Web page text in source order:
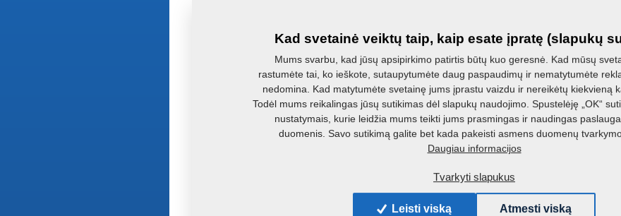
Kad svetainė veiktų taip, kaip esate įpratę (slapukų
Mums svarbu, kad jūsų apsipirkimo patirtis būtų kuo geresnė. Kad mūsų
rastumėte tai, ko ieškote, sutaupytumėte daug paspaudimų ir nematytumėte
nedomina. Kad matytumėte svetainę jums įprastu vaizdu ir nereikėtų kiekvieną
Todėl mums reikalingas jūsų sutikimas dėl slapukų naudojimo. Spustelėję „OK“
nustatymais, kurie leidžia mums teikti jums prasmingas ir naudingas
duomenis. Savo sutikimą galite bet kada pakeisti asmens duomenų
Daugiau informacijos
Tvarkyti slapukus
Leisti viską Atmesti viską